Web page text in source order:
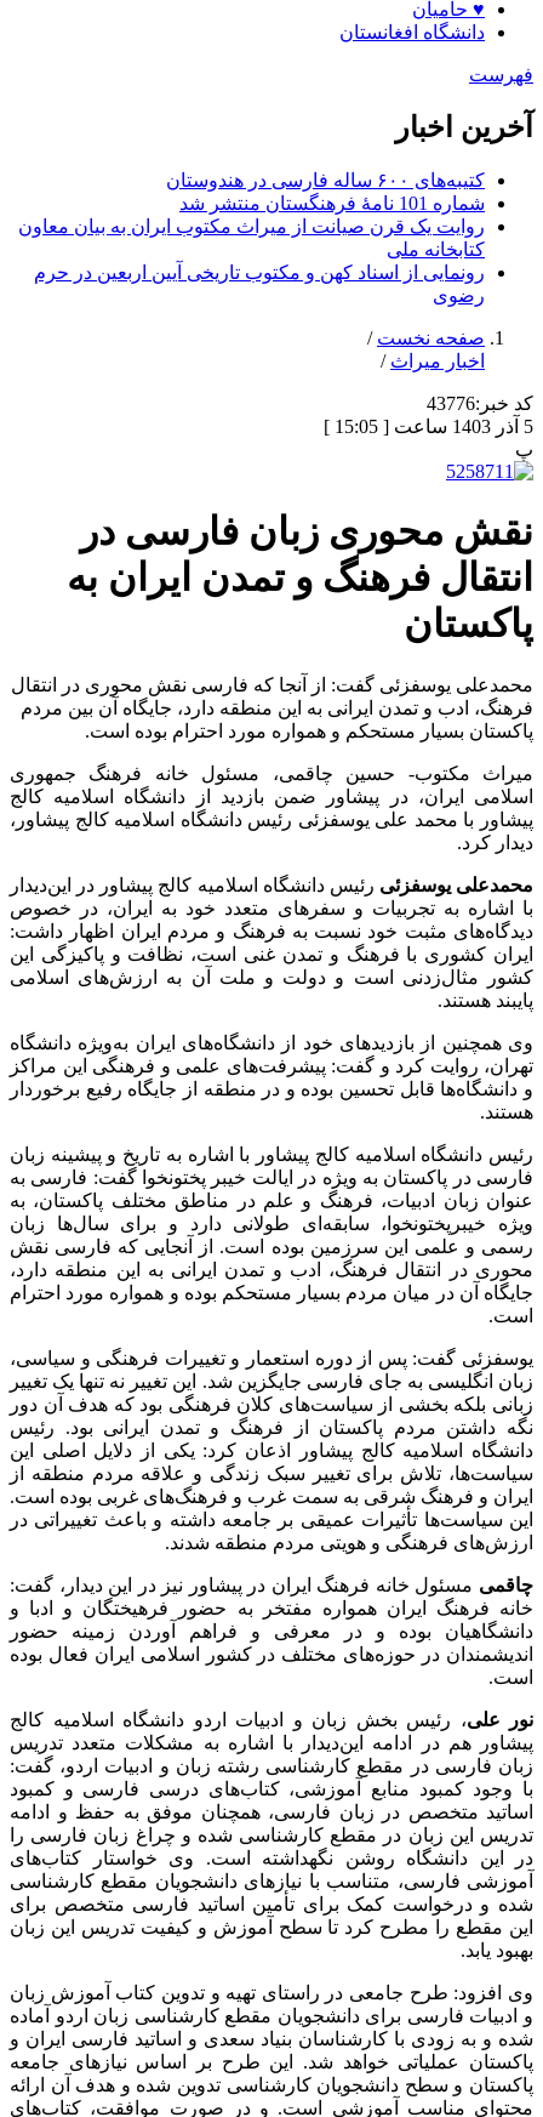
♥ حامیان
دانشگاه افغانستان
فهرست
آخرین اخبار
کتیبه‌های ۶۰۰ ساله فارسی در هندوستان
شماره 101 نامۀ فرهنگستان منتشر شد
روایت یک قرن صیانت از میراث مکتوب ایران به بیان معاون
کتابخانه ملی
رونمایی از اسناد کهن و مکتوب تاریخی آیین اربعین در حرم
رضوی
صفحه نخست /
اخبار میراث /
کد خبر:43776
5 آذر 1403 ساعت [ 15:05 ]
پ
نقش محوری زبان فارسی در
انتقال فرهنگ و تمدن ایران به
پاکستان
محمدعلی یوسفزئی گفت: از آنجا که فارسی نقش محوری در انتقال
فرهنگ، ادب و تمدن ایرانی به این منطقه دارد، جایگاه آن بین مردم
پاکستان بسیار مستحکم و همواره مورد احترام بوده است.
میراث مکتوب- حسین چاقمی، مسئول خانه فرهنگ جمهوری
اسلامی ایران، در پیشاور ضمن بازدید از دانشگاه اسلامیه کالج
پیشاور با محمد علی یوسفزئی رئیس دانشگاه اسلامیه کالج پیشاور،
دیدار کرد.
محمدعلی یوسفزئی رئیس دانشگاه اسلامیه کالج پیشاور در این‌دیدار
با اشاره به تجربیات و سفرهای متعدد خود به ایران، در خصوص
دیدگاه‌های مثبت خود نسبت به فرهنگ و مردم ایران اظهار داشت:
ایران کشوری با فرهنگ و تمدن غنی است، نظافت و پاکیزگی این
کشور مثال‌زدنی است و دولت و ملت آن به ارزش‌های اسلامی
پایبند هستند.
وی همچنین از بازدیدهای خود از دانشگاه‌های ایران به‌ویژه دانشگاه
تهران، روایت کرد و گفت: پیشرفت‌های علمی و فرهنگی این مراکز
و دانشگاه‌ها قابل تحسین بوده و در منطقه از جایگاه رفیع برخوردار
هستند.
رئیس دانشگاه اسلامیه کالج پیشاور با اشاره به تاریخ و پیشینه زبان
فارسی در پاکستان به ویژه در ایالت خیبر پختونخوا گفت: فارسی به
عنوان زبان ادبیات، فرهنگ و علم در مناطق مختلف پاکستان، به
ویژه خیبرپختونخوا، سابقه‌ای طولانی دارد و برای سال‌ها زبان
رسمی و علمی این سرزمین بوده است. از آنجایی که فارسی نقش
محوری در انتقال فرهنگ، ادب و تمدن ایرانی به این منطقه دارد،
جایگاه آن در میان مردم بسیار مستحکم بوده و همواره مورد احترام
است.
یوسفزئی گفت: پس از دوره استعمار و تغییرات فرهنگی و سیاسی،
زبان انگلیسی به جای فارسی جایگزین شد. این تغییر نه تنها یک تغییر
زبانی بلکه بخشی از سیاست‌های کلان فرهنگی بود که هدف آن دور
نگه داشتن مردم پاکستان از فرهنگ و تمدن ایرانی بود. رئیس
دانشگاه اسلامیه کالج پیشاور اذعان کرد: یکی از دلایل اصلی این
سیاست‌ها، تلاش برای تغییر سبک زندگی و علاقه مردم منطقه از
ایران و فرهنگ شرقی به سمت غرب و فرهنگ‌های غربی بوده است.
این سیاست‌ها تأثیرات عمیقی بر جامعه داشته و باعث تغییراتی در
ارزش‌های فرهنگی و هویتی مردم منطقه شدند.
چاقمی مسئول خانه فرهنگ ایران در پیشاور نیز در این دیدار، گفت:
خانه فرهنگ ایران همواره مفتخر به حضور فرهیختگان و ادبا و
دانشگاهیان بوده و در معرفی و فراهم آوردن زمینه حضور
اندیشمندان در حوزه‌های مختلف در کشور اسلامی ایران فعال بوده
است.
نور علی، رئیس بخش زبان و ادبیات اردو دانشگاه اسلامیه کالج
پیشاور هم در ادامه این‌دیدار با اشاره به مشکلات متعدد تدریس
زبان فارسی در مقطع کارشناسی رشته زبان و ادبیات اردو، گفت:
با وجود کمبود منابع آموزشی، کتاب‌های درسی فارسی و کمبود
اساتید متخصص در زبان فارسی، همچنان موفق به حفظ و ادامه
تدریس این زبان در مقطع کارشناسی شده و چراغ زبان فارسی را
در این دانشگاه روشن نگهداشته است. وی خواستار کتاب‌های
آموزشی فارسی، متناسب با نیازهای دانشجویان مقطع کارشناسی
شده و درخواست کمک برای تأمین اساتید فارسی متخصص برای
این مقطع را مطرح کرد تا سطح آموزش و کیفیت تدریس این زبان
بهبود یابد.
وی افزود: طرح جامعی در راستای تهیه و تدوین کتاب آموزش زبان
و ادبیات فارسی برای دانشجویان مقطع کارشناسی زبان اردو آماده
شده و به زودی با کارشناسان بنیاد سعدی و اساتید فارسی ایران و
پاکستان عملیاتی خواهد شد. این طرح بر اساس نیازهای جامعه
پاکستان و سطح دانشجویان کارشناسی تدوین شده و هدف آن ارائه
محتوای مناسب آموزشی است. و در صورت موافقت، کتاب‌های